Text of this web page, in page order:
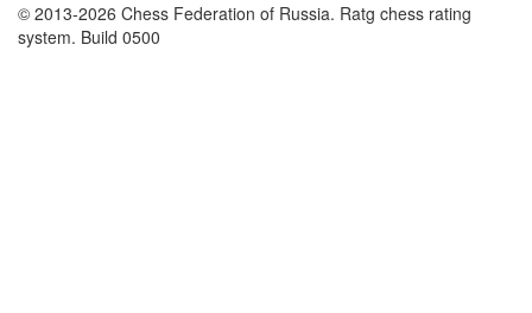
© 2013-2026 Chess Federation of Russia. Ratg chess rating
system. Build 0500